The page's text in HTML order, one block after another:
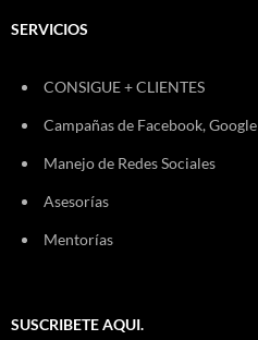
SERVICIOS
CONSIGUE + CLIENTES
Campañas de Facebook, Google
Manejo de Redes Sociales
Asesorías
Mentorías
SUSCRIBETE AQUI.